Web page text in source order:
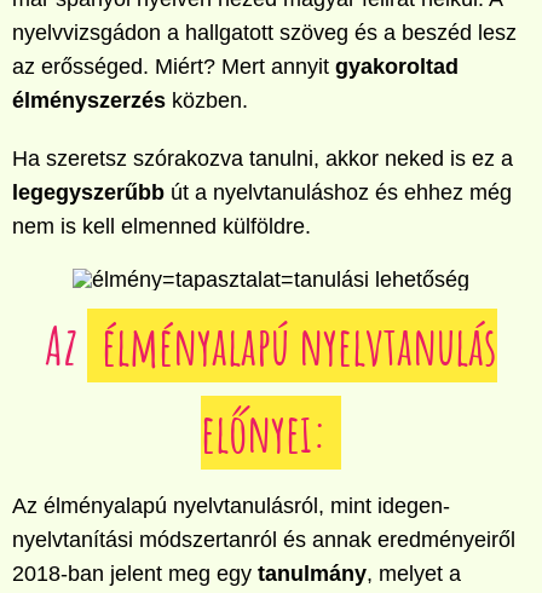
nyelvvizsgádon a hallgatott szöveg és a beszéd lesz
az erősséged. Miért? Mert annyit gyakoroltad
élményszerzésközben.
Ha szeretsz szórakozva tanulni, akkor neked is ez a
legegyszerűbbút a nyelvtanuláshoz és ehhez még
nem is kell elmenned külföldre.
Az élményalapú nyelvtanulás
előnyei:
Az élményalapú nyelvtanulásról, mint idegen-
nyelvtanítási módszertanról és annak eredményeiről
2018-ban jelent meg egy tanulmány, melyet a